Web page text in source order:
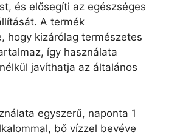
és elősegíti az egészséges
A termék
hogy kizárólag természetes
így használata
javíthatja az általános
egyszerű, naponta 1
bő vízzel bevéve